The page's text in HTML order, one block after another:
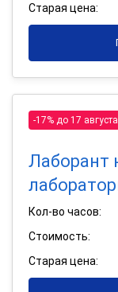
Старая цена:
-17% до 17 августа
Лаборант
Кол-во часов:
Стоимость:
Старая цена: